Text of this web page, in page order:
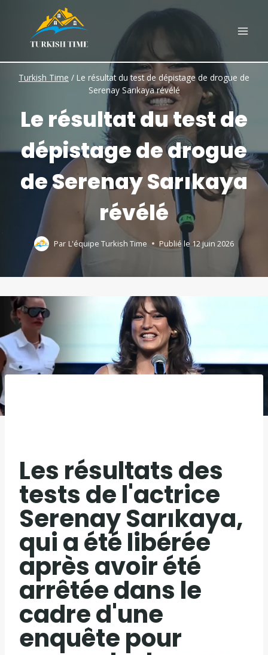
content
Turkish Time / Le résultat du test de dépistage de drogue de
Serenay Sarıkaya révélé
Le résultat du test de
dépistage de drogue
de Serenay Sarıkaya
révélé
Par L'équipe Turkish Time Publié le 12 juin 2026
Les résultats des
tests de l'actrice
Serenay Sarıkaya,
qui a été libérée
après avoir été
arrêtée dans le
cadre d'une
enquête pour